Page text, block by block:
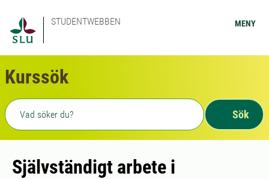
STUDENTWEBBEN MENY
Kurssök
Fritext sökning
Sök
Självständigt arbete i